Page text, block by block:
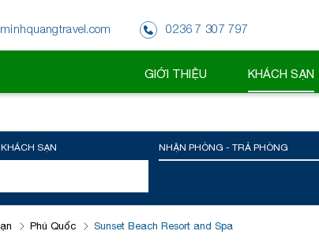
0236 7 307 797
GIỚI THIỆU KHÁCH SẠN
SẠN NHẬN PHÒNG - TRẢ PHÒNG
Phú Quốc Sunset Beach Resort and Spa